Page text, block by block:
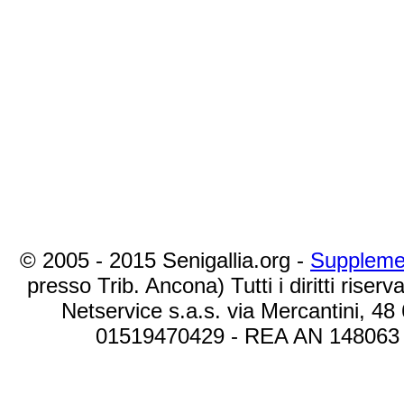
© 2005 - 2015 Senigallia.org -
presso Trib. Ancona) Tutti i diritti
Netservice s.a.s. via Mercantini,
01519470429 - REA AN